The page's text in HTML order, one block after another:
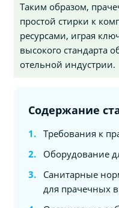
Таким образом,
простой стирки к
ресурсами, играя
высокого стандарта
отельной индустрии.
Содержание
Требования к
Оборудование
Санитарные
для прачечных